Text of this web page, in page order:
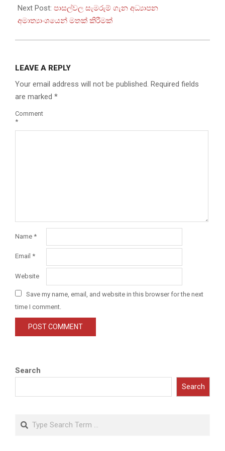
Next Post: පාසල්වල සැමරුම් ගැන අධ්‍යාපන
අමාත්‍යාංශයෙන් මතක් කිරීමක්
LEAVE A REPLY
Your email address will not be published. Required fields
are marked *
Comment
*
Name *
Email *
Website
Save my name, email, and website in this browser for the next
time I comment.
Search
Search
Search